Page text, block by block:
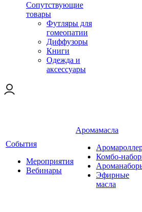
Сопутствующие
товары
Футляры для
гомеопатии
Диффузоры
Книги
Одежда и
аксессуары
События
Мероприятия
Вебинары
Аромамасла
Комбо-
Эфирные
масла